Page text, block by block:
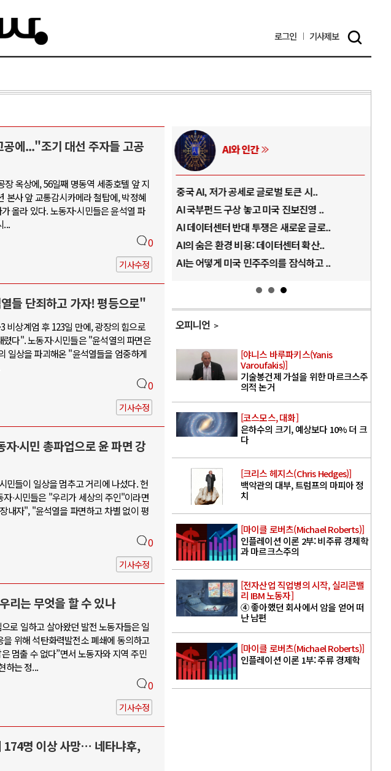
로그인 기사제보
에..."조기 대선 주자들 고공
옥상에, 56일째 명동역 세종호텔 앞 지
본사 앞 교통감시카메라 철탑에, 박정혜
올라 있다. 노동자·시민들은 윤석열 파
...
0
기사수정
들 단죄하고 가자! 평등으로"
비상계엄 후 123일 만에, 광장의 힘으로
다". 노동자∙시민들은 "윤석열의 파면은
일상을 파괴해온 "윤석열들을 엄중하게
0
기사수정
∙시민 총파업으로 윤 파면 강
민들이 일상을 멈추고 거리에 나섰다. 헌
∙시민들은 "우리가 세상의 주인"이라면
내자", "윤석열을 파면하고 차별 없이 평
0
기사수정
리는 무엇을 할 수 있나
로 일하고 살아왔던 발전 노동자들은 일
위해 석탄화력발전소 폐쇄에 동의하고
멈출 수 없다”면서 노동자와 지역 주민
하는 정...
0
기사수정
174명 이상 사망… 네타냐후,
중동 위기
즈 갈등 격화, 트럼프 정치·경제 ..
즈 해협 통행료를 철회한 트럼프
르무즈 해협 봉쇄 선택한 배경
, 가자 통치권 이양으로 휴전 의지..
AI와 인간
중국 AI, 저가 공세로 글로벌 토큰 시..
AI 국부펀드 구상 놓고 미국 진보진영 ..
AI 데이터센터 반대 투쟁은 새로운 글로..
AI의 숨은 환경 비용: 데이터센터 확산..
AI는 어떻게 미국 민주주의를 잠식하고 ..
오피니언
[야니스 바루파키스(Yanis
Varoufakis)]
기술봉건제 가설을 위한 마르크스주
의적 논거
[코스모스, 대화]
은하수의 크기, 예상보다 10% 더 크
다
[크리스 헤지스(Chris Hedges)]
백악관의 대부, 트럼프의 마피아 정
치
[마이클 로버츠(Michael Roberts)]
인플레이션 이론 2부: 비주류 경제학
과 마르크스주의
[전자산업 직업병의 시작, 실리콘밸
리 IBM 노동자]
④ 좋아했던 회사에서 암을 얻어 떠
난 남편
[마이클 로버츠(Michael Roberts)]
인플레이션 이론 1부: 주류 경제학